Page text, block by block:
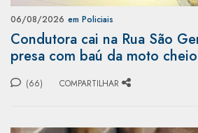
06/08/2026 em Policiais
Condutora cai na Rua São
presa com baú da moto
(66) COMPARTILHAR